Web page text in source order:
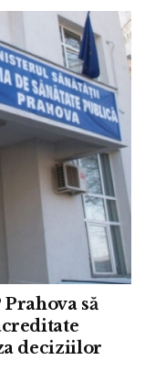
să
deciziilor